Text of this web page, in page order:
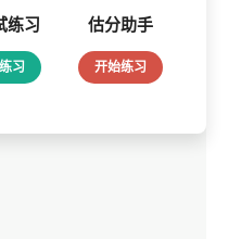
练习
习
估分助手
开始练习